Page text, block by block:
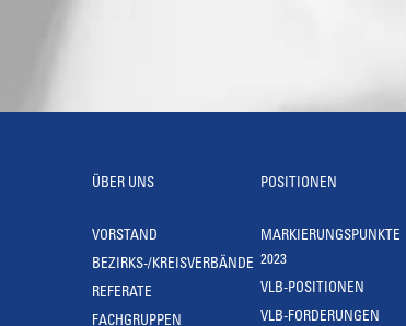
ÜBER UNS
VORSTAND
BEZIRKS-/KREISVERBÄNDE
REFERATE
FACHGRUPPEN
POSITIONEN
MARKIERUNGSPUNKTE
2023
VLB-POSITIONEN
VLB-FORDERUNGEN